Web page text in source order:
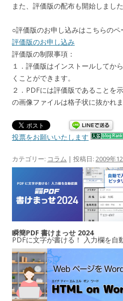
また、評価版の配布も開始しました
○評価版のお申し込みはこちらのペ
評価版のお申し込み
評価版の制限事項：
１．評価版はインストールしてか
くことができます。
２．PDFには評価版であることを
の画像ファイルは格子状に抜かれま
投票をお願いいたします
カテゴリー: コラム | 投稿日: 2009年
瞬簡PDF 書けまっせ 2024
PDFに文字が書ける！ 入力欄を自